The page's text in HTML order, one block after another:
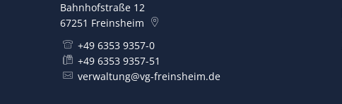
Bahnhofstraße 12
67251 Freinsheim
+49 6353 9357-0
+49 6353 9357-51
verwaltung@vg-freinsheim.de